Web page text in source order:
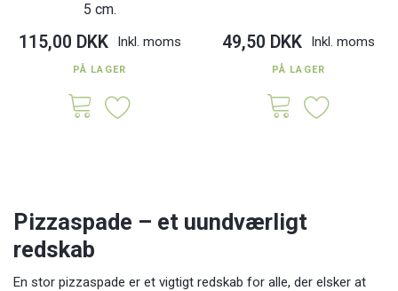
5 cm.
115,00 DKK Inkl. moms
PÅ LAGER
49,50 DKK Inkl. moms
PÅ LAGER
Pizzaspade – et uundværligt
redskab
En stor pizzaspade er et vigtigt redskab for alle, der elsker at